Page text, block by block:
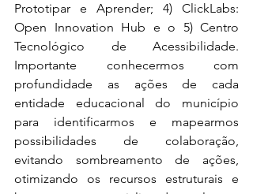
Prototipar e Aprender; 4) ClickLabs:
Open Innovation Hub e o 5) Centro
Tecnológico de Acessibilidade.
Importante conhecermos com
profundidade as ações de cada
entidade educacional do município
para identificarmos e mapearmos
possibilidades de colaboração,
evitando sombreamento de ações,
otimizando os recursos estruturais e